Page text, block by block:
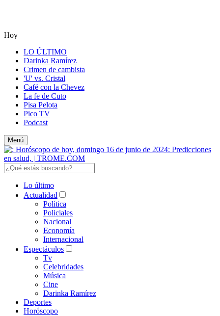
Hoy
LO ÚLTIMO
Darinka Ramírez
Crimen de cambista
'U' vs. Cristal
Café con la Chevez
La fe de Cuto
Pisa Pelota
Pico TV
Podcast
Menú
Lo último
Actualidad
Política
Policiales
Nacional
Economía
Internacional
Espectáculos
Tv
Celebridades
Música
Cine
Darinka Ramírez
Deportes
Horóscopo